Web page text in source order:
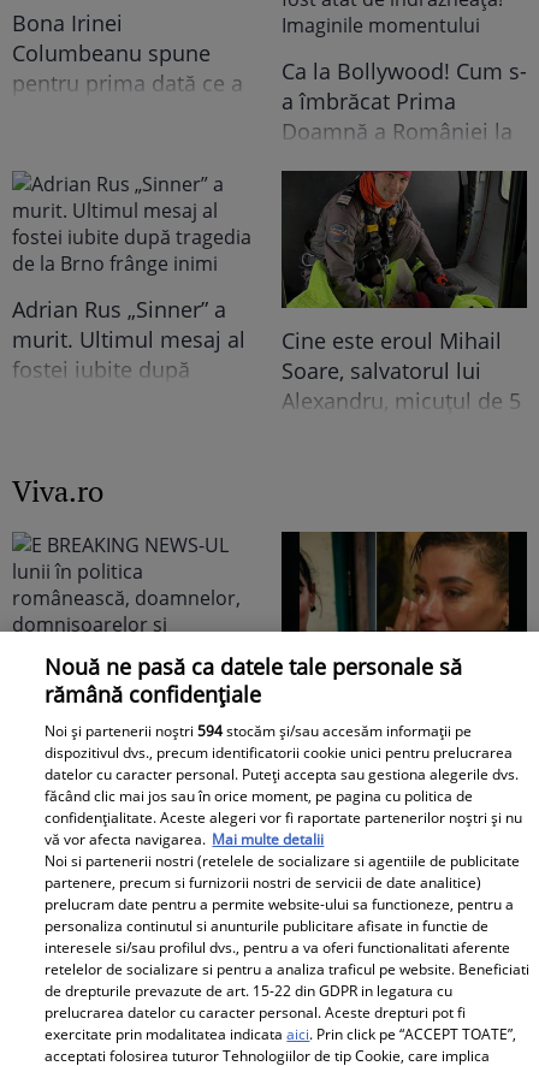
Bona Irinei
Columbeanu spune
pentru prima dată ce a
niciodată la TV: ”Eu am
cunoscut o altă latură a
relației lor. În casă era o
atmosferă..."
Ca la Bollywood! Cum s-
a îmbrăcat Prima
Doamnă a României la
Indiei la București.
Niciodată nu a fost atât
de îndrăzneață!
Imaginile momentului
Adrian Rus „Sinner” a
murit. Ultimul mesaj al
fostei iubite după
Cine este eroul Mihail
Soare, salvatorul lui
Alexandru, micuțul de 5
Viva.ro
E BREAKING NEWS-UL
lunii în politica
românească,
doamnelor,
domnișoarelor și
domnilor! Astăzi, Sorin
mondenă! DESPĂRȚIRE
cu scântei în showbiz-ul
românesc! Îndrăgita
noastră vedetă a
recunoscut TOT, dar
tooot: „Mă abțin să nu-i
scriu. Am făcut
scandal!” Ce s-a
întâmplat e...
Nouă ne pasă ca datele tale personale să
rămână confidențiale
Noi și partenerii noștri594stocăm și/sau accesăm informații pe
dispozitivul dvs., precum identificatorii cookie unici pentru prelucrarea
datelor cu caracter personal. Puteți accepta sau gestiona alegerile dvs.
făcând clic mai jos sau în orice moment, pe pagina cu politica de
confidențialitate. Aceste alegeri vor fi raportate partenerilor noștri și nu
vă vor afecta navigarea. Mai multe detalii
Noi si partenerii nostri (retelele de socializare si agentiile de publicitate
partenere, precum si furnizorii nostri de servicii de date analitice)
prelucram date pentru a permite website-ului sa functioneze, pentru a
personaliza continutul si anunturile publicitare afisate in functie de
interesele si/sau profilul dvs., pentru a va oferi functionalitati aferente
retelelor de socializare si pentru a analiza traficul pe website. Beneficiati
de drepturile prevazute de art. 15-22 din GDPR in legatura cu
prelucrarea datelor cu caracter personal. Aceste drepturi pot fi
exercitate prin modalitatea indicataaici. Prin click pe “ACCEPT TOATE”,
acceptati folosirea tuturor Tehnologiilor de tip Cookie, care implica